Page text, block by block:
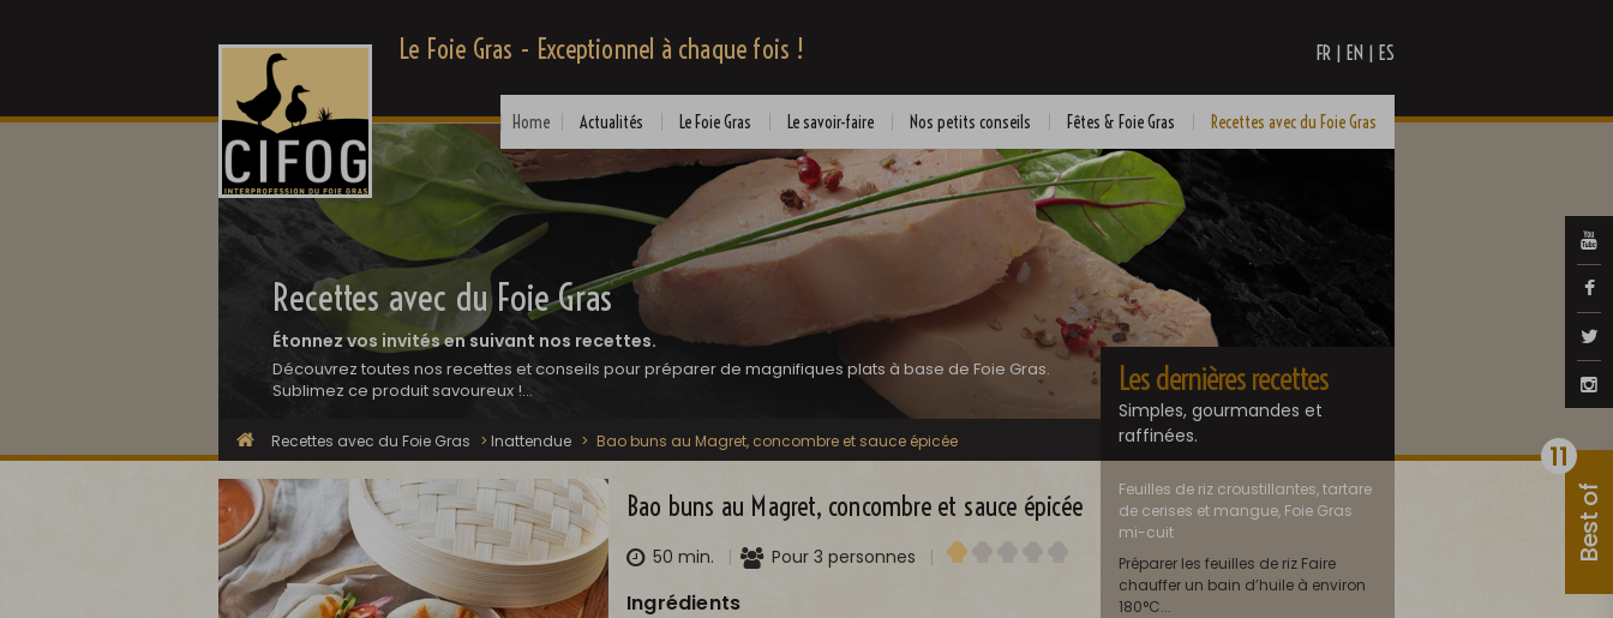
11
Best of
Le Foie Gras - Exceptionnel à chaque fois ! FR | EN | ES
Home Actualités Le Foie Gras Le savoir-faire Nos petits conseils Fêtes & Foie Gras Recettes avec du Foie Gras
Recettes avec du Foie Gras
Étonnez vos invités en suivant nos recettes.
Découvrez toutes nos recettes et conseils pour préparer de magnifiques plats à base de Foie Gras.
Sublimez ce produit savoureux !...
Recettes avec du Foie Gras > Inattendue > Bao buns au Magret, concombre et sauce épicée
Bao buns au Magret, concombre et sauce épicée
50 min. Pour 3 personnes
Ingrédients
Les dernières recettes
Simples, gourmandes et
raffinées.
Feuilles de riz croustillantes, tartare
de cerises et mangue, Foie Gras
mi-cuit
Préparer les feuilles de riz Faire
chauffer un bain d’huile à environ
180°C...